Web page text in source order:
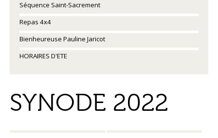
Séquence Saint-Sacrement
Repas 4x4
Bienheureuse Pauline Jaricot
HORAIRES D'ETE
SYNODE 2022